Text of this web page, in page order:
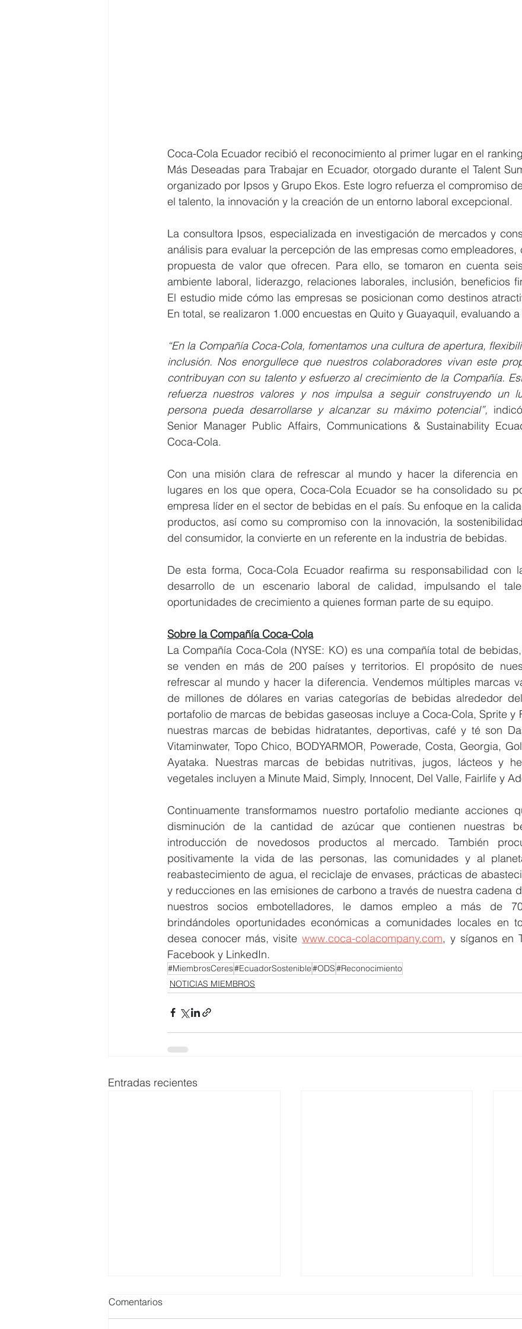
Coca-Cola Ecuador recibió el reconocimiento al primer lugar en el
Más Deseadas para Trabajar en Ecuador, otorgado durante el Talent
organizado por Ipsos y Grupo Ekos. Este logro refuerza el compromiso
el talento, la innovación y la creación de un entorno laboral excepcional.
La consultora Ipsos, especializada en investigación de mercados y
análisis para evaluar la percepción de las empresas como empleadores,
propuesta de valor que ofrecen. Para ello, se tomaron en cuenta
ambiente laboral, liderazgo, relaciones laborales, inclusión, beneficios
El estudio mide cómo las empresas se posicionan como destinos
En total, se realizaron 1.000 encuestas en Quito y Guayaquil, evaluando
“En la Compañía Coca-Cola, fomentamos una cultura de apertura,
inclusión. Nos enorgullece que nuestros colaboradores vivan este
contribuyan con su talento y esfuerzo al crecimiento de la Compañía.
refuerza nuestros valores y nos impulsa a seguir construyendo un
persona pueda desarrollarse y alcanzar su máximo potencial”,
Senior Manager Public Affairs, Communications & Sustainability
Coca-Cola.
Con una misión clara de refrescar al mundo y hacer la diferencia
lugares en los que opera, Coca-Cola Ecuador se ha consolidado su
empresa líder en el sector de bebidas en el país. Su enfoque en la
productos, así como su compromiso con la innovación, la
del consumidor, la convierte en un referente en la industria de bebidas.
De esta forma, Coca-Cola Ecuador reafirma su responsabilidad con
desarrollo de un escenario laboral de calidad, impulsando el
oportunidades de crecimiento a quienes forman parte de su equipo.
Sobre la Compañía Coca-Cola
La Compañía Coca-Cola (NYSE: KO) es una compañía total de
se venden en más de 200 países y territorios. El propósito de
refrescar al mundo y hacer la diferencia. Vendemos múltiples marcas
de millones de dólares en varias categorías de bebidas alrededor
portafolio de marcas de bebidas gaseosas incluye a Coca-Cola, Sprite y
nuestras marcas de bebidas hidratantes, deportivas, café y té son
Vitaminwater, Topo Chico, BODYARMOR, Powerade, Costa, Georgia,
Ayataka. Nuestras marcas de bebidas nutritivas, jugos, lácteos y
vegetales incluyen a Minute Maid, Simply, Innocent, Del Valle, Fairlife y
Continuamente transformamos nuestro portafolio mediante acciones
disminución de la cantidad de azúcar que contienen nuestras
introducción de novedosos productos al mercado. También
positivamente la vida de las personas, las comunidades y al
reabastecimiento de agua, el reciclaje de envases, prácticas de
y reducciones en las emisiones de carbono a través de nuestra cadena
nuestros socios embotelladores, le damos empleo a más de
brindándoles oportunidades económicas a comunidades locales en
desea conocer más, visite www.coca-colacompany.com, y síganos en
Facebook y LinkedIn.
#MiembrosCeres#EcuadorSostenible#ODS#Reconocimiento
NOTICIAS MIEMBROS
Entradas recientes
Comentarios